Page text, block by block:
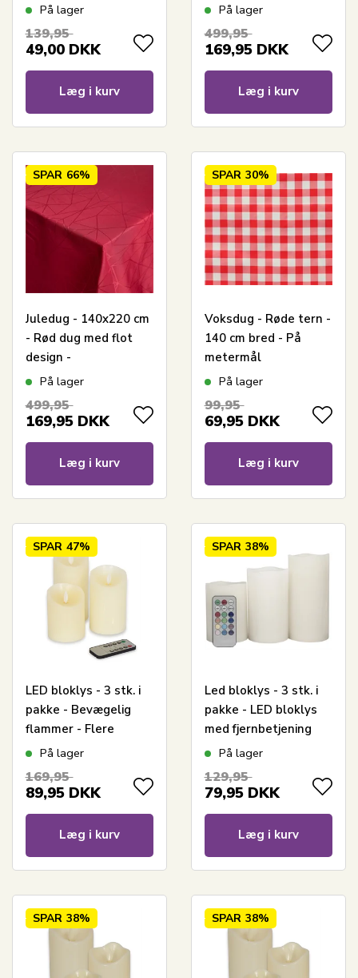
stof til borddug -
På lager
139,95
49,00 DKK
Læg i kurv
borddug - Eksklusiv
På lager
499,95
169,95 DKK
Læg i kurv
SPAR 66%
Juledug - 140x220 cm
- Rød dug med flot
design -
Jacquardvævet
dug
På lager
499,95
169,95 DKK
Læg i kurv
SPAR 30%
Voksdug - Røde tern -
140 cm bred - På
metermål
På lager
99,95
69,95 DKK
Læg i kurv
SPAR 47%
LED bloklys - 3 stk. i
pakke - Bevægelig
flammer - Flere
indstillinger med
På lager
169,95
89,95 DKK
Læg i kurv
SPAR 38%
Led bloklys - 3 stk. i
pakke - LED bloklys
med fjernbetjening
På lager
129,95
79,95 DKK
Læg i kurv
SPAR 38% SPAR 38%